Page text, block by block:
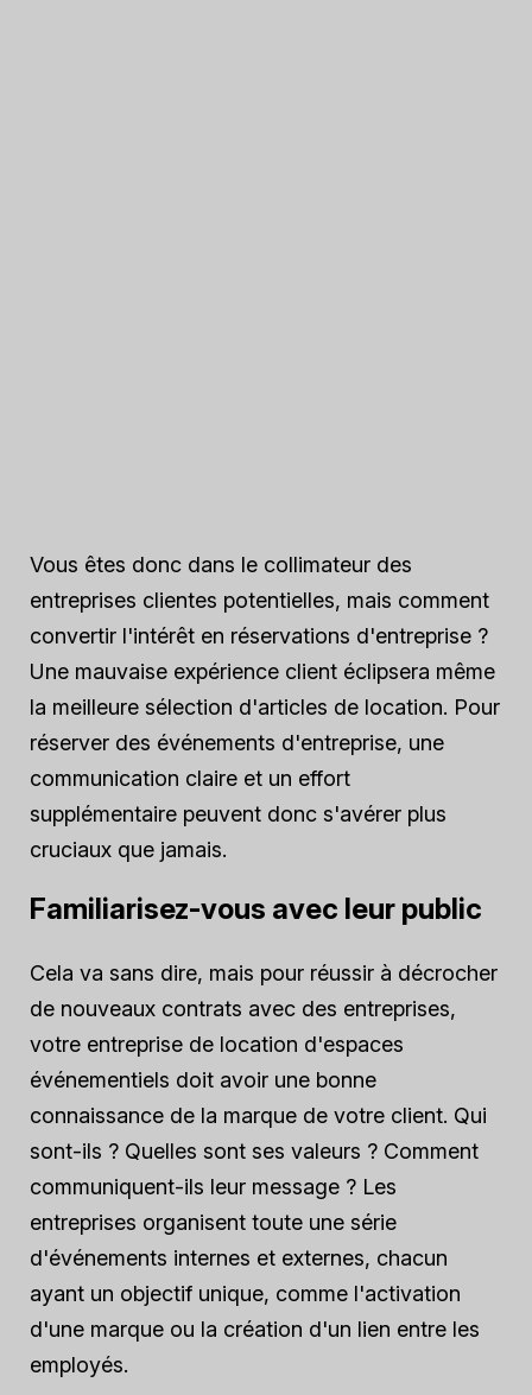
Vous êtes donc dans le collimateur des
entreprises clientes potentielles, mais comment
convertir l'intérêt en réservations d'entreprise ?
Une mauvaise expérience client éclipsera même
la meilleure sélection d'articles de location. Pour
réserver des événements d'entreprise, une
communication claire et un effort
supplémentaire peuvent donc s'avérer plus
cruciaux que jamais.
Familiarisez-vous avec leur public
Cela va sans dire, mais pour réussir à décrocher
de nouveaux contrats avec des entreprises,
votre entreprise de location d'espaces
événementiels doit avoir une bonne
connaissance de la marque de votre client. Qui
sont-ils ? Quelles sont ses valeurs ? Comment
communiquent-ils leur message ? Les
entreprises organisent toute une série
d'événements internes et externes, chacun
ayant un objectif unique, comme l'activation
d'une marque ou la création d'un lien entre les
employés.